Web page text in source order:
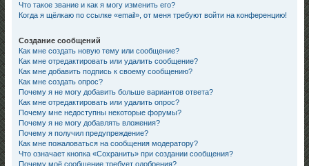
Что такое звание и как я могу изменить его?
Когда я щёлкаю по ссылке «email», от меня требуют войти на конференцию!
Создание сообщений
Как мне создать новую тему или сообщение?
Как мне отредактировать или удалить сообщение?
Как мне добавить подпись к своему сообщению?
Как мне создать опрос?
Почему я не могу добавить больше вариантов ответа?
Как мне отредактировать или удалить опрос?
Почему мне недоступны некоторые форумы?
Почему я не могу добавлять вложения?
Почему я получил предупреждение?
Как мне пожаловаться на сообщения модератору?
Что означает кнопка «Сохранить» при создании сообщения?
Почему моё сообщение требует одобрения?